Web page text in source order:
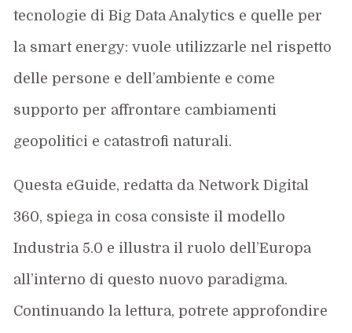
tecnologie di Big Data Analytics e quelle per
la smart energy: vuole utilizzarle nel rispetto
delle persone e dell’ambiente e come
supporto per affrontare cambiamenti
geopolitici e catastrofi naturali.
Questa eGuide, redatta da Network Digital
360, spiega in cosa consiste il modello
Industria 5.0 e illustra il ruolo dell’Europa
all’interno di questo nuovo paradigma.
Continuando la lettura, potrete approfondire